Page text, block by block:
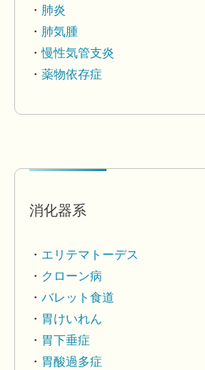
肺炎
肺気腫
慢性気管支炎
薬物依存症
消化器系
エリテマトーデス
クローン病
バレット食道
胃けいれん
胃下垂症
胃酸過多症